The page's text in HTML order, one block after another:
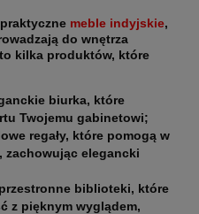
meble indyjskie,
do wnętrza
kilka produktów, które
biurka, które
Twojemu gabinetowi;
regały, które pomogą w
zachowując elegancki
biblioteki, które
z pięknym wyglądem,